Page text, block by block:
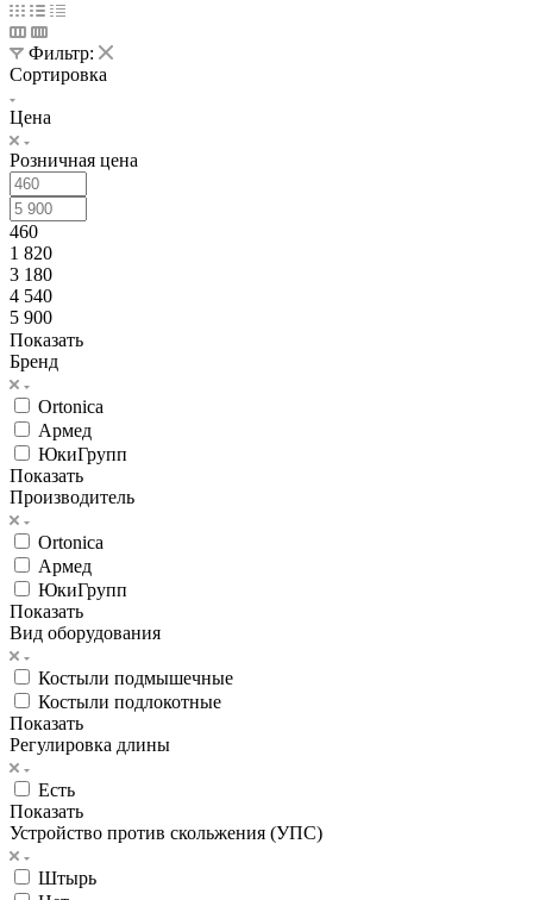
Фильтр:
Сортировка
Цена
Розничная цена
460
1 820
3 180
4 540
5 900
Показать
Бренд
Ortonica
Армед
ЮкиГрупп
Показать
Производитель
Ortonica
Армед
ЮкиГрупп
Показать
Вид оборудования
Костыли подмышечные
Костыли подлокотные
Показать
Регулировка длины
Есть
Показать
Устройство против скольжения (УПС)
Штырь